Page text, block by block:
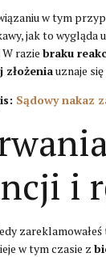
w tym
jak to wygląda
razie braku
złożeniauznaje
Sądowy nakaz
i
w tym czasie z